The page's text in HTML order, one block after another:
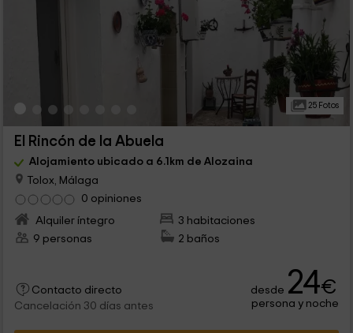
25 Fotos
El Rincón de la Abuela
Alojamiento ubicado a 6.1km de Alozaina
Tolox, Málaga
0 opiniones
Alquiler íntegro
3 habitaciones
9 personas
2 baños
Contacto directo
Cancelación 30 días antes
desde 24€
persona y noche